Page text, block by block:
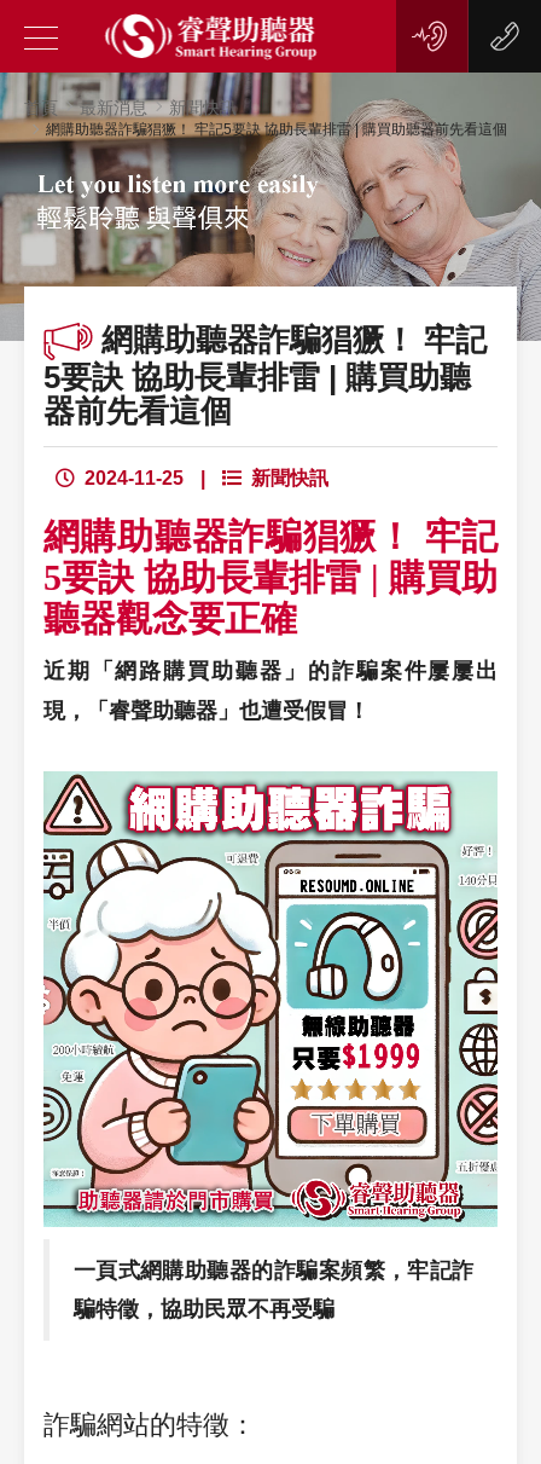
首頁 最新消息 新聞快訊
網購助聽器詐騙猖獗！ 牢記5要訣 協助長輩排雷 | 購買助聽器前先看這個
網購助聽器詐騙猖獗！ 牢記
5要訣 協助長輩排雷 | 購買助聽
器前先看這個
2024-11-25 新聞快訊
網購助聽器詐騙猖獗！ 牢記
5要訣 協助長輩排雷 | 購買助
聽器觀念要正確
近期「網路購買助聽器」的詐騙案件屢屢出
現，「睿聲助聽器」也遭受假冒！
一頁式網購助聽器的詐騙案頻繁，牢記詐
騙特徵，協助民眾不再受騙
詐騙網站的特徵：